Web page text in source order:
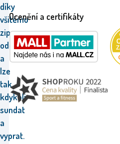
díky
všitému
zipu
odepínací
a
lze
tak
kdykoli
sundat
a
vyprat.
Ocenění a certifikáty